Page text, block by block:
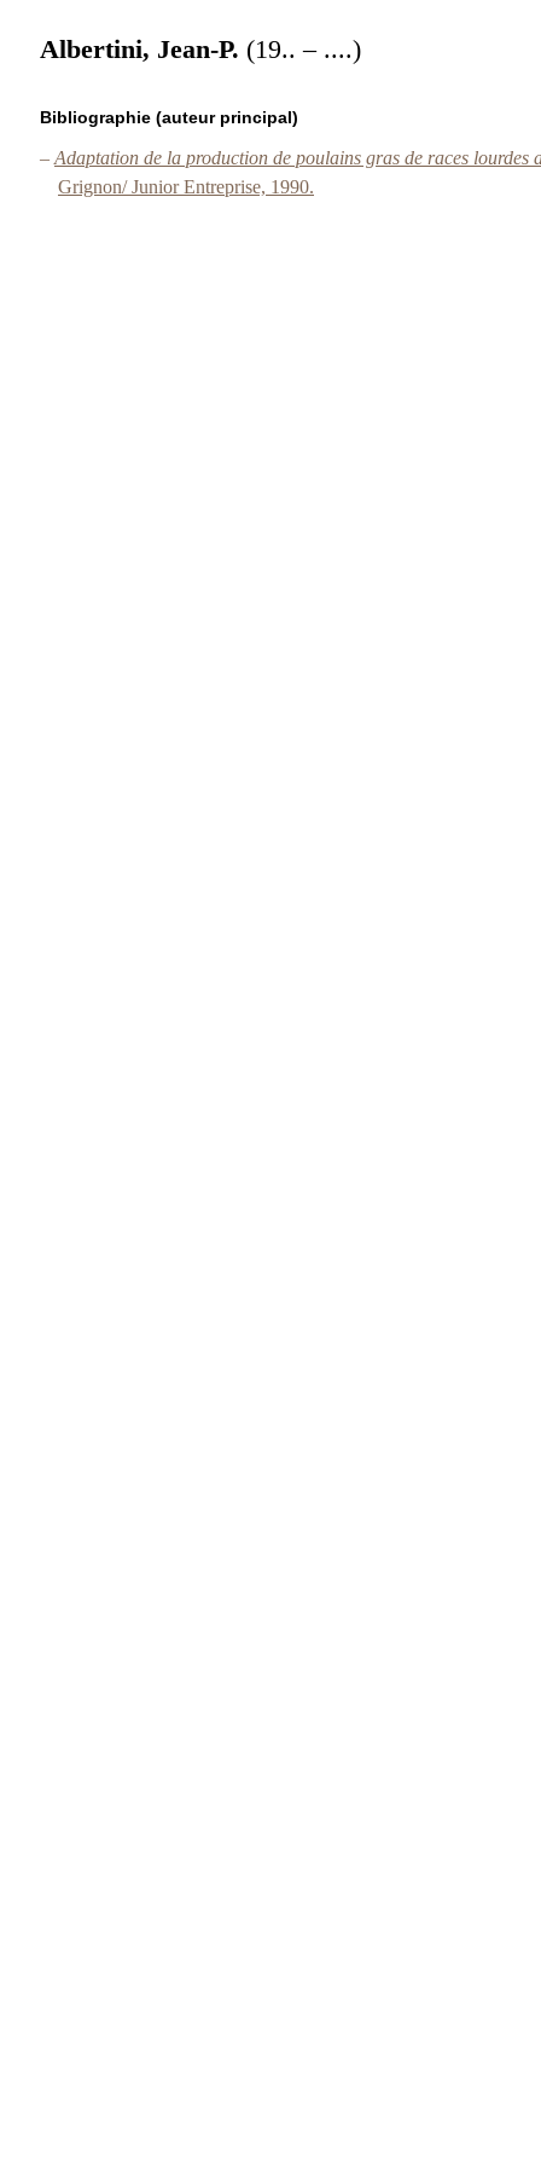
Albertini, Jean-P. (19.. – ....)
Bibliographie (auteur principal)
– Adaptation de la production de poulains gras de races lourdes
Grignon/ Junior Entreprise, 1990.